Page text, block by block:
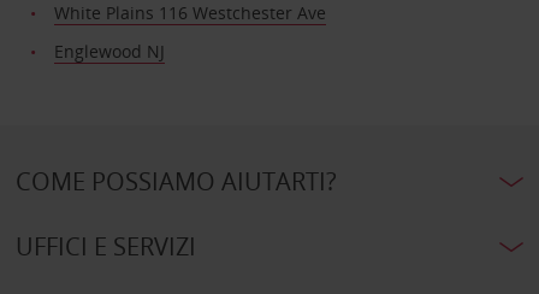
White Plains 116 Westchester Ave
Englewood NJ
COME POSSIAMO AIUTARTI?
UFFICI E SERVIZI